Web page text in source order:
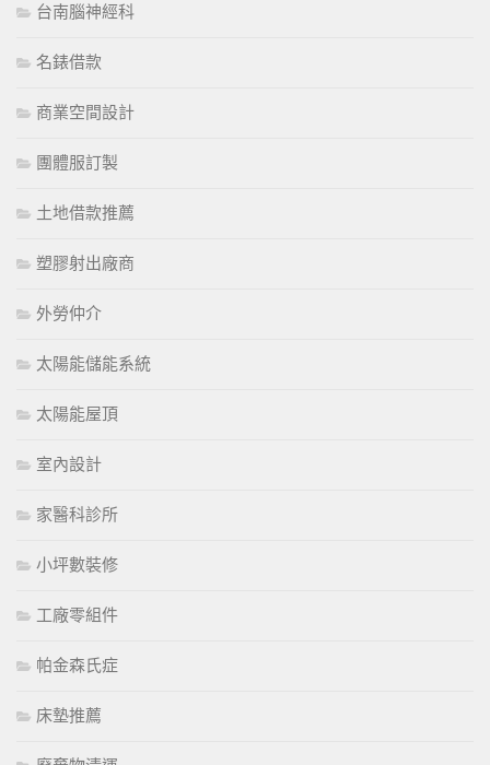
台南腦神經科
名錶借款
商業空間設計
團體服訂製
土地借款推薦
塑膠射出廠商
外勞仲介
太陽能儲能系統
太陽能屋頂
室內設計
家醫科診所
小坪數裝修
工廠零組件
帕金森氏症
床墊推薦